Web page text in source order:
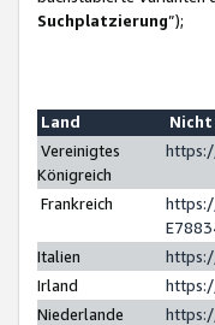
Suchplatzierung”);
Land
Nicht
Vereinigtes
Königreich
Frankreich
Italien
Irland
Niederlande